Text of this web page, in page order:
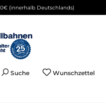
(innerhalb Deutschlands)
Suche WunschzettelDu